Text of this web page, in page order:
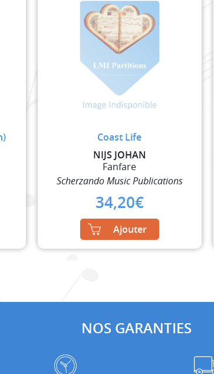
Coast Life
NIJS JOHAN
Fanfare
Scherzando Music Publications
34,20€
Ajouter
NOS GARANTIES